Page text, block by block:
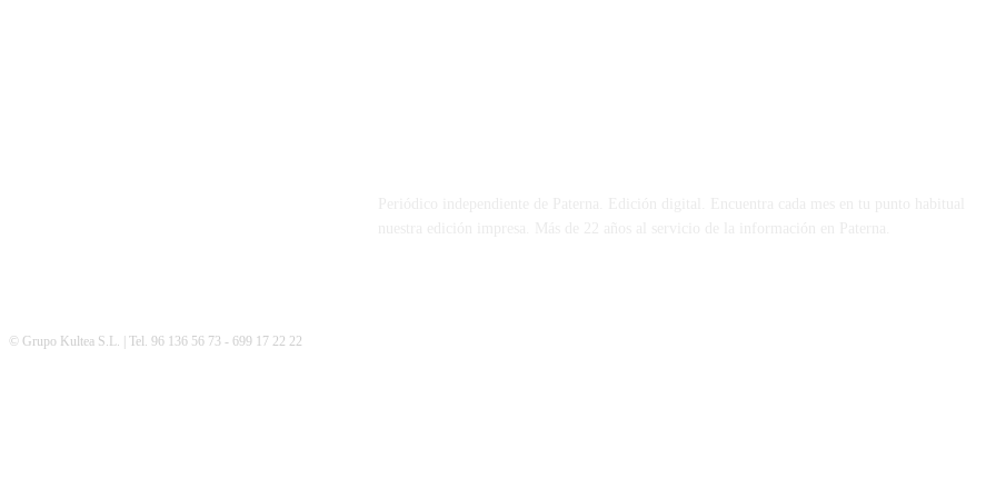
© Grupo Kultea S.L. | Tel. 96 136 56 73 - 699 17 22 22